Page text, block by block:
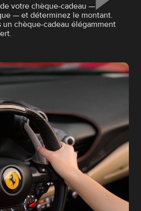
votre chèque-cadeau —
— et déterminez le montant.
un chèque-cadeau élégamment